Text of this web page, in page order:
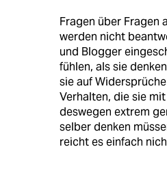
Fragen über Fragen
werden nicht
und Blogger
fühlen, als sie
sie auf
Verhalten, die sie
deswegen extrem
selber denken
reicht es einfach